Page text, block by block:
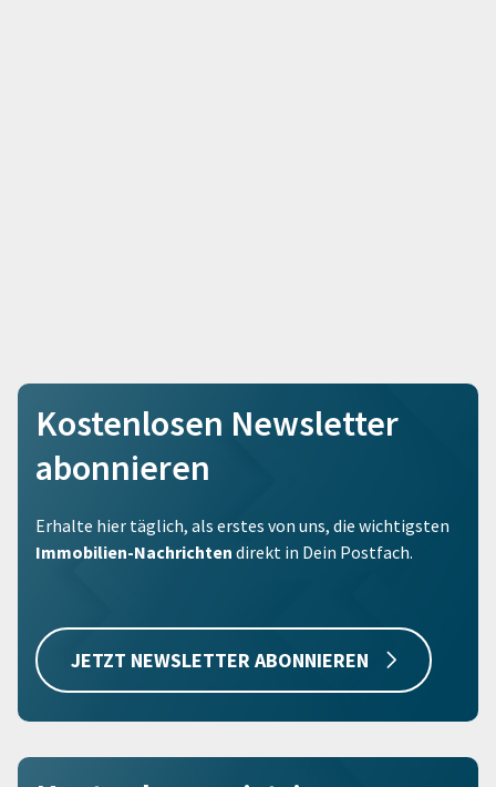
Kostenlosen Newsletter
abonnieren
Erhalte hier täglich, als erstes von uns, die wichtigsten
Immobilien-Nachrichten direkt in Dein Postfach.
JETZT NEWSLETTER ABONNIEREN